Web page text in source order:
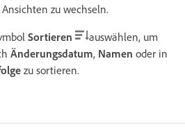
zu wechseln.
Sortieren
auswählen, um
Änderungsdatum, Namen oder in
zu sortieren.